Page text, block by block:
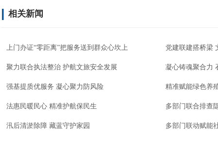
相关新闻
上门办证“零距离”把服务送到群众心坎上 党建联建搭桥梁
聚力联合执法整治 护航文旅安全发展 凝心铸魂聚合力
强基提质优服务 凝心聚力防风险 精准赋能绿色养
法惠民暖民心 精准护航保民生 多部门联合排查
汛后清淤除障 藏蓝守护家园 多部门联动赋能